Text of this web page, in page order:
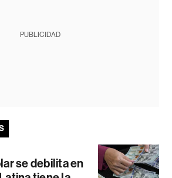
PUBLICIDAD
se debilita en